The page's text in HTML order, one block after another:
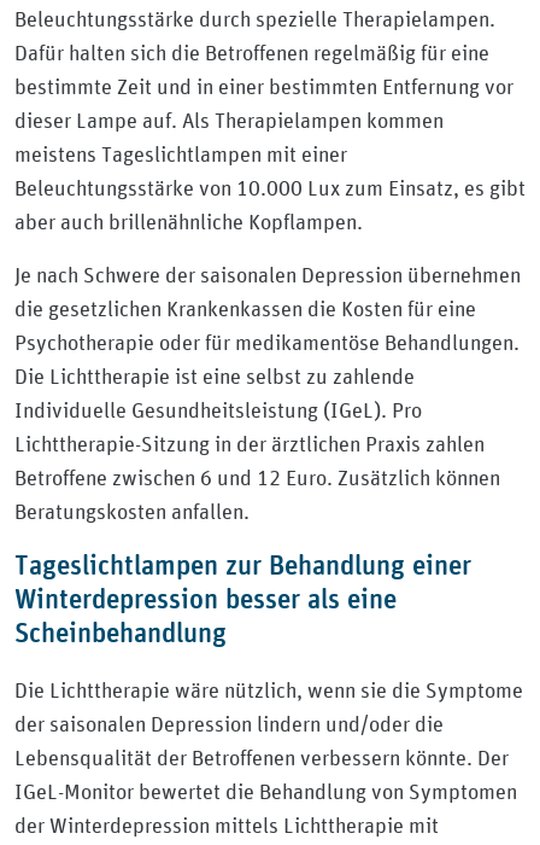
Beleuchtungsstärke durch spezielle Therapielampen.
Dafür halten sich die Betroffenen regelmäßig für eine
bestimmte Zeit und in einer bestimmten Entfernung vor
dieser Lampe auf. Als Therapielampen kommen
meistens Tageslichtlampen mit einer
Beleuchtungsstärke von 10.000 Lux zum Einsatz, es gibt
aber auch brillenähnliche Kopflampen.
Je nach Schwere der saisonalen Depression übernehmen
die gesetzlichen Krankenkassen die Kosten für eine
Psychotherapie oder für medikamentöse Behandlungen.
Die Lichttherapie ist eine selbst zu zahlende
Individuelle Gesundheitsleistung (IGeL). Pro
Lichttherapie-Sitzung in der ärztlichen Praxis zahlen
Betroffene zwischen 6 und 12 Euro. Zusätzlich können
Beratungskosten anfallen.
Tageslichtlampen zur Behandlung einer
Winterdepression besser als eine
Scheinbehandlung
Die Lichttherapie wäre nützlich, wenn sie die Symptome
der saisonalen Depression lindern und/oder die
Lebensqualität der Betroffenen verbessern könnte. Der
IGeL-Monitor bewertet die Behandlung von Symptomen
der Winterdepression mittels Lichttherapie mit